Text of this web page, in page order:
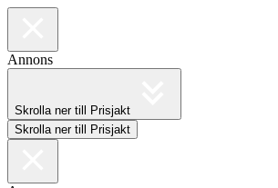
Annons
Skrolla ner till Prisjakt
Skrolla ner till Prisjakt